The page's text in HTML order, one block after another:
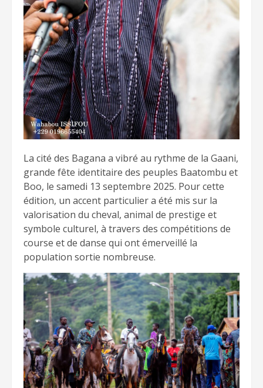
La cité des Bagana a vibré au rythme de la Gaani,
grande fête identitaire des peuples Baatombu et
Boo, le samedi 13 septembre 2025. Pour cette
édition, un accent particulier a été mis sur la
valorisation du cheval, animal de prestige et
symbole culturel, à travers des compétitions de
course et de danse qui ont émerveillé la
population sortie nombreuse.